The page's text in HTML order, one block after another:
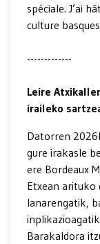
spéciale. J’ai
culture
-------------
Leire
iraileko
Datorren
gure irakasle
ere Bordeaux
Etxean arituko
lanarengatik,
Barakaldora